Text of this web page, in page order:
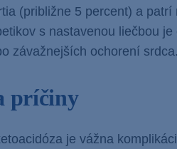
(približne 5 percent) a
s nastavenou liečbou
závažnejších ochorení srdca.
príčiny
je vážna